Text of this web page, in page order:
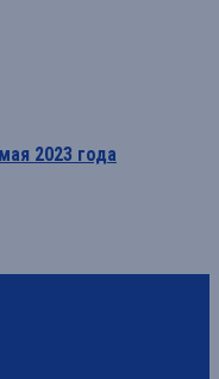
2023 года